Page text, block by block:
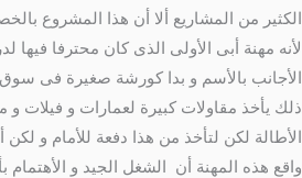
من المشاريع ألا أن هذا المشروع
مهنة أبى الأولى الذى كان محترفا فيها
بالأسم و بدا كورشة صغيرة فى سوق
يأخذ مقاولات كبيرة لعمارات و فيلات
لكن لتأخذ من هذا دفعة للأمام و
هذه المهنة أن الشغل الجيد و